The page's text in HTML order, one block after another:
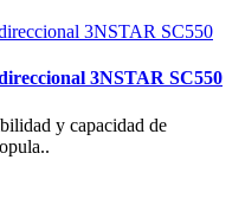
3NSTAR SC550
y capacidad de